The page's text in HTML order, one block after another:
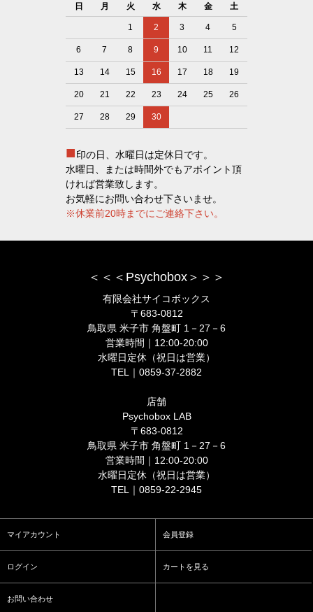
日
月 火 水 木 金 土
1 2 3 4 5
6 7 8 9 10 11 12
13 14 15 16 17 18 19
20 21 22 23 24 25 26
27 28 29 30
■印の日、水曜日は定休日です。
水曜日、または時間外でもアポイント頂
ければ営業致します。
お気軽にお問い合わせ下さいませ。
※休業前20時までにご連絡下さい。
＜＜＜Psychobox＞＞＞
有限会社サイコボックス
〒683-0812
鳥取県 米子市 角盤町 1－27－6
営業時間｜12:00-20:00
水曜日定休（祝日は営業）
TEL｜0859-37-2882
店舗
Psychobox LAB
〒683-0812
鳥取県 米子市 角盤町 1－27－6
営業時間｜12:00-20:00
水曜日定休（祝日は営業）
TEL｜0859-22-2945
マイアカウント 会員登録
ログイン カートを見る
お問い合わせ